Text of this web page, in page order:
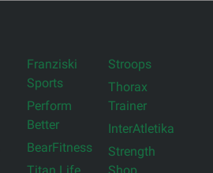
Franziski
Sports
Perform
Better
BearFitness
Titan Life
Stroops
Thorax
Trainer
InterAtletika
Strength
Shop